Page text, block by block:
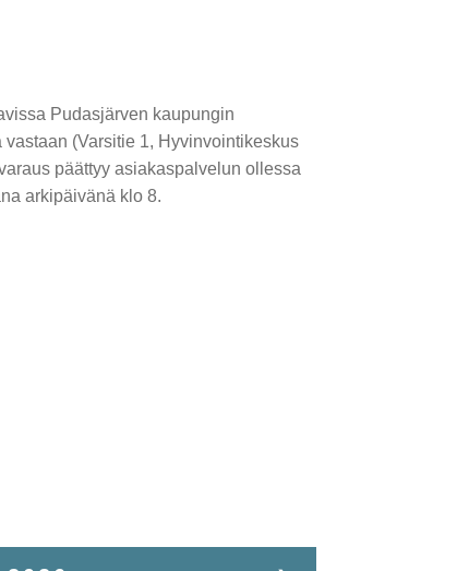
Pudasjärven kaupungin
(Varsitie 1, Hyvinvointikeskus
päättyy asiakaspalvelun ollessa
arkipäivänä klo 8.